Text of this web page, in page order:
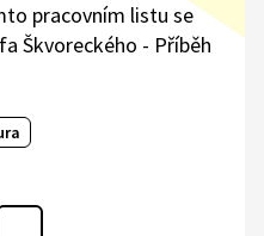
pracovním listu se
Škvoreckého - Příběh